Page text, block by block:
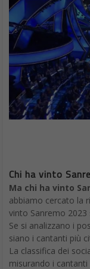
Chi ha vinto
Ma chi ha vinto
abbiamo cercato la
vinto Sanremo 2023
Se si analizzano i
siano i cantanti più
La classifica dei
misurando i cantanti